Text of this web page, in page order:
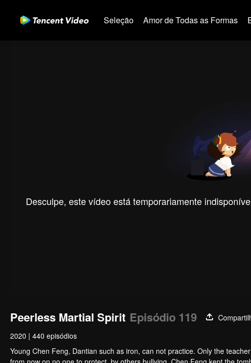
Seleção Amor de Todas as Formas
Desculpe, este vídeo está temporariamente
Peerless Martial Spirit Episódio 119
2020 | 440 episódios
Young Chen Feng, Dantian such as iron, can not practice. Only the